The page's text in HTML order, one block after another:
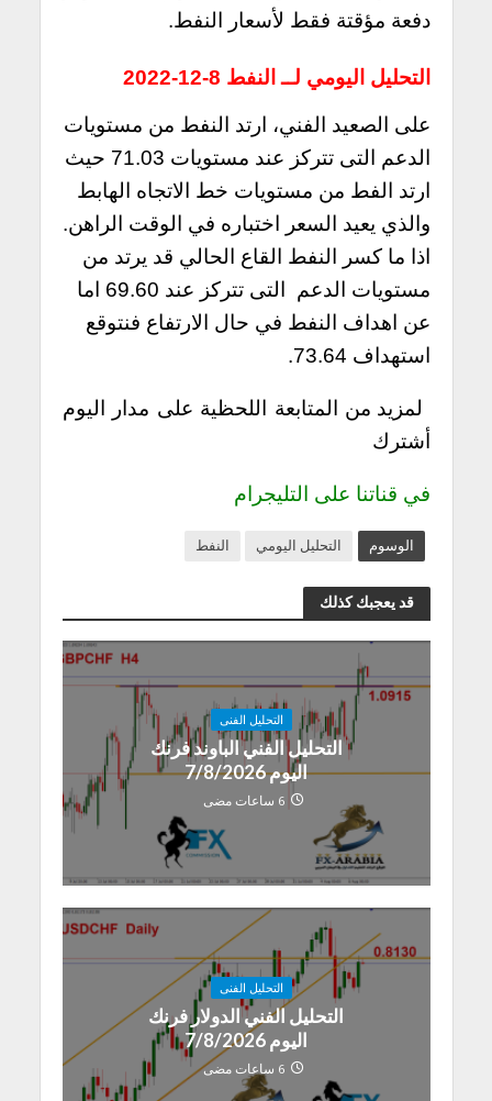
دفعة مؤقتة فقط لأسعار النفط.
التحليل اليومي لــ النفط 8-12-2022
على الصعيد الفني، ارتد النفط من مستويات
الدعم التى تتركز عند مستويات 71.03 حيث
ارتد الفط من مستويات خط الاتجاه الهابط
والذي يعيد السعر اختباره في الوقت الراهن.
اذا ما كسر النفط القاع الحالي قد يرتد من
مستويات الدعم التى تتركز عند 69.60 اما
عن اهداف النفط في حال الارتفاع فنتوقع
استهداف 73.64.
لمزيد من المتابعة اللحظية على مدار اليوم
أشترك
في قناتنا على التليجرام
الوسوم التحليل اليومي النفط
قد يعجبك كذلك
التحليل الفنى
التحليل الفني الباوند فرنك
اليوم 7/8/2026
6 ساعات مضى
التحليل الفنى
التحليل الفني الدولار فرنك
اليوم 7/8/2026
6 ساعات مضى